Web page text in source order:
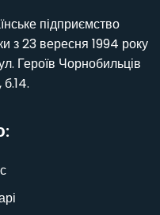
підприємство
з 23 вересня 1994 року
Героїв Чорнобильців